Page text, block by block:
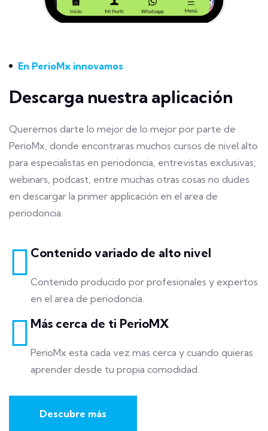
En PerioMx innovamos
Descarga nuestra aplicación
Queremos darte lo mejor de lo mejor por parte de
PerioMx, donde encontraras muchos cursos de nivel alto
para especialistas en periodoncia, entrevistas exclusivas,
webinars, podcast, entre muchas otras cosas no dudes
en descargar la primer applicación en el area de
periodoncia.
Contenido variado de alto nivel
Contenido producido por profesionales y expertos
en el area de periodoncia.
Más cerca de ti PerioMX
PerioMx esta cada vez mas cerca y cuando quieras
aprender desde tu propia comodidad.
Descubre más